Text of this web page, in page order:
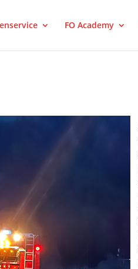
FO Academy